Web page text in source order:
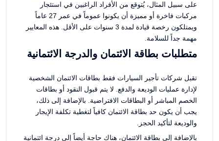
على سبيل المثال، يُتوقع من الأفراد الراغبين في استئجار
مركبات فاخرة أو مميزة أن يكونوا عموماً في عمر 27 عاماً
ويمتلكون رخصة قيادة لمدة 3 سنوات على الأقل. هذه المعايير
مهمة جداً للسلامة.
متطلبات بطاقة الائتمان والدرجة الائتمانية
تقبل شركات تأجير السيارات فقط بطاقات الائتمان الشخصية
لإدارة عمليات الوديعة والدفع. لا يتم قبول النقود أو بطاقات
الخصم المباشر أو البطاقات الافتراضية. بالإضافة إلى ذلك،
يجب أن يكون حد بطاقة الائتمان كافياً لتغطية تكلفة الإيجار
والوديعة لتأكيد الحجز.
بالإضافة إلى بطاقة الائتمان، هناك حاجة أيضاً إلى درجة ائتمانية